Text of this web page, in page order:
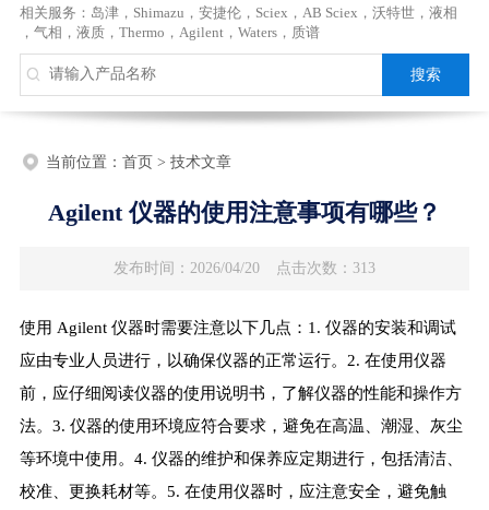
相关服务： 岛津， Shimazu ， 安捷伦， Sciex ， AB Sciex ， 沃特世， 液相
， 气相 ， 液质， Thermo ， Agilent ， Waters， 质谱
当前位置： 首页> 技术文章
Agilent 仪器的使用注意事项有哪些？
发布时间：2026/04/20 点击次数：313
使用 Agilent 仪器时需要注意以下几点：1. 仪器的安装和调试
应由专业人员进行，以确保仪器的正常运行。2. 在使用仪器
前，应仔细阅读仪器的使用说明书，了解仪器的性能和操作方
法。3. 仪器的使用环境应符合要求，避免在高温、潮湿、灰尘
等环境中使用。4. 仪器的维护和保养应定期进行，包括清洁、
校准、更换耗材等。5. 在使用仪器时，应注意安全，避免触